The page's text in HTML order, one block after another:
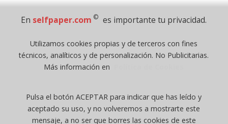
Pago Seguro
Todos los derechos reservados
©selfpaper.com, y las webs de ©gruposelfpaper.org están gestionadas, y
Registro Mercantil de Valencia ( España ) CEE:
Tomo 7263, Libro 4565, Folio 1, Sección 8, Hoja V-85203.
En selfpaper.com © es importante tu privacidad.
Utilizamos cookies propias y de terceros con fines
técnicos, analíticos y de personalización. No Publicitarias.
Más información en
Pulsa el botón ACEPTAR para indicar que has leído y
aceptado su uso, y no volveremos a mostrarte este
mensaje, a no ser que borres las cookies de este